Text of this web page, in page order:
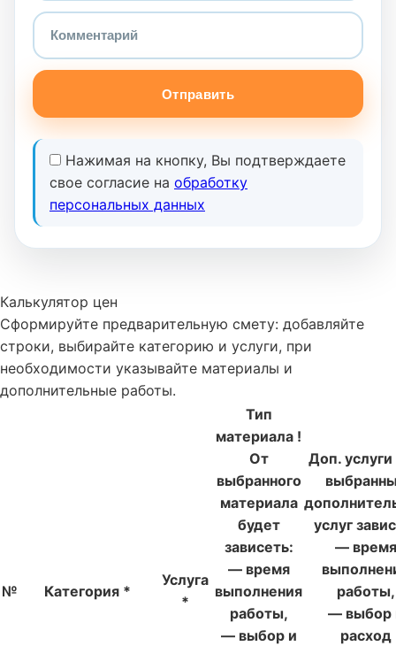
Отправить
Нажимая на кнопку, Вы подтверждаете
свое согласие на обработку
персональных данных
Калькулятор цен
Сформируйте предварительную смету: добавляйте
строки, выбирайте категорию и услуги, при
необходимости указывайте материалы и
дополнительные работы.
№ Категория *
Услуга
*
Тип
материала !
От
выбранного
материала
будет
зависеть:
— время
выполнения
работы,
— выбор и
Доп. услуги
услуг
— время
работы,
— выбор
расход